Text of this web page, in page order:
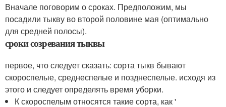
Вначале поговорим о сроках. Предположим, мы
посадили тыкву во второй половине мая (оптимально
для средней полосы).
сроки созревания тыквы
первое, что следует сказать: сорта тыкв бывают
скороспелые, среднеспелые и позднеспелые. исходя из
этого и следует определять время уборки.
К скороспелым относятся такие сорта, как '